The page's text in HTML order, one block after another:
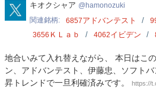
hamonozuki
キオクシャア hamonozuki
関連銘柄
6857アドバンテスト
3656 ＫＬａｂ 4062イビデン
地合いみて入れ替えながら、 本日はこ
ン、アドバンテスト、伊藤忠、ソフト
昇トレンドで一旦利確済みです。
https://